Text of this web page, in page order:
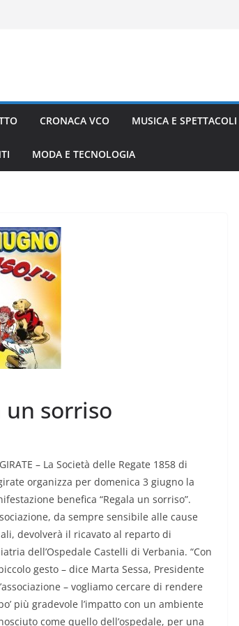
CRONACA VCO MUSICA E SPETTACOLI
MODA E TECNOLOGIA
un sorriso
– La Società delle Regate 1858 di
organizza per domenica 3 giugno la
benefica “Regala un sorriso”.
da sempre sensibile alle cause
devolverà il ricavato al reparto di
dell’Ospedale Castelli di Verbania. “Con
gesto – dice Marta Sessa, Presidente
– vogliamo cercare di rendere
più gradevole l’impatto con un ambiente
come quello dell’ospedale, per una
CRONACA NOVARESE CRONACA VCO
Le Imprese dell’Alto
Piemonte “tengono
botta”
7 Agosto 2026 .